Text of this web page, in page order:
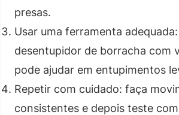
presas.
Usar uma ferramenta
desentupidor de borracha com
pode ajudar em entupimentos
Repetir com cuidado: faça
consistentes e depois teste